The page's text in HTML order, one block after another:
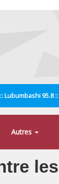
Lubumbashi
Autres